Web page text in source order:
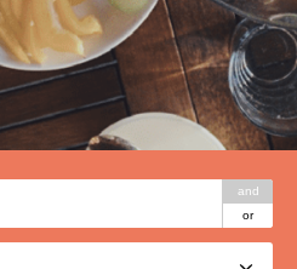
and
or